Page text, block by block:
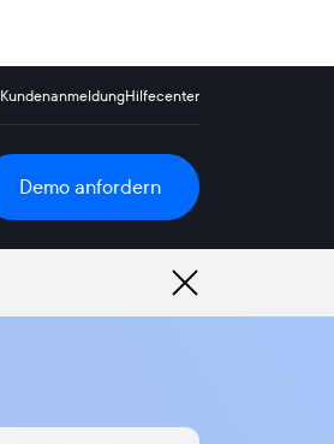
KundenanmeldungHilfecenter
Demo anfordern